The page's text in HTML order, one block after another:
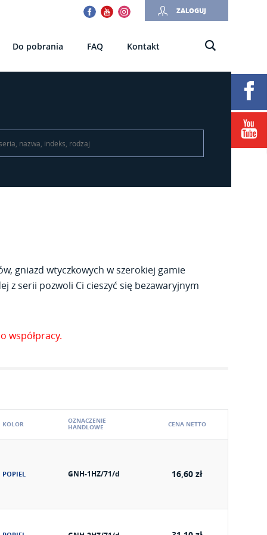
ZALOGUJ
Instagram
Do pobrania FAQ Kontakt
gniazd wtyczkowych w szerokiej gamie
z serii pozwoli Ci cieszyć się bezawaryjnym
współpracy.
KOLOR OZNACZENIE
HANDLOWE CENA NETTO
POPIEL GNH-1HZ/71/d 16,60 zł